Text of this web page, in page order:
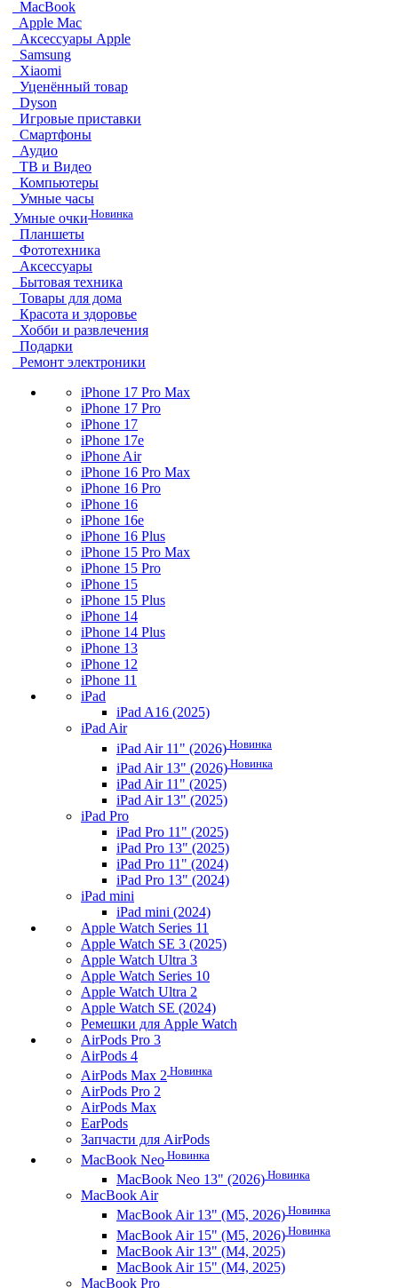
MacBook
Apple Mac
Аксессуары Apple
Samsung
Xiaomi
Уценённый товар
Dyson
Игровые приставки
Смартфоны
Аудио
ТВ и Видео
Компьютеры
Умные часы
Умные очки Новинка
Планшеты
Фототехника
Аксессуары
Бытовая техника
Товары для дома
Красота и здоровье
Хобби и развлечения
Подарки
Ремонт электроники
iPhone 17 Pro Max
iPhone 17 Pro
iPhone 17
iPhone 17e
iPhone Air
iPhone 16 Pro Max
iPhone 16 Pro
iPhone 16
iPhone 16e
iPhone 16 Plus
iPhone 15 Pro Max
iPhone 15 Pro
iPhone 15
iPhone 15 Plus
iPhone 14
iPhone 14 Plus
iPhone 13
iPhone 12
iPhone 11
iPad
iPad A16 (2025)
iPad Air
iPad Air 11" (2026) Новинка
iPad Air 13" (2026) Новинка
iPad Air 11" (2025)
iPad Air 13" (2025)
iPad Pro
iPad Pro 11" (2025)
iPad Pro 13" (2025)
iPad Pro 11" (2024)
iPad Pro 13" (2024)
iPad mini
iPad mini (2024)
Apple Watch Series 11
Apple Watch SE 3 (2025)
Apple Watch Ultra 3
Apple Watch Series 10
Apple Watch Ultra 2
Apple Watch SE (2024)
Ремешки для Apple Watch
AirPods Pro 3
AirPods 4
AirPods Max 2 Новинка
AirPods Pro 2
AirPods Max
EarPods
Запчасти для AirPods
MacBook Neo Новинка
MacBook Neo 13" (2026) Новинка
MacBook Air
MacBook Air 13" (M5, 2026) Новинка
MacBook Air 15" (M5, 2026) Новинка
MacBook Air 13" (M4, 2025)
MacBook Air 15" (M4, 2025)
MacBook Pro